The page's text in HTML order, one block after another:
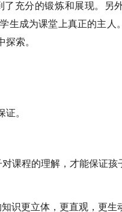
充分的锻炼和展现。另
生成为课堂上真正的主人
索。
。
课程的理解，才能保证孩
识更立体，更直观，更生